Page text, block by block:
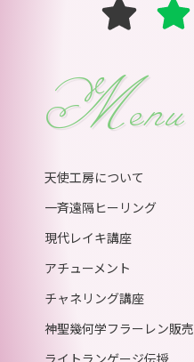
Menu
天使工房について
一斉遠隔ヒーリング
現代レイキ講座
アチューメント
チャネリング講座
神聖幾何学フラーレン販売